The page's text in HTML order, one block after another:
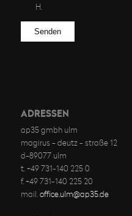
H.
Bitte lasse dieses Feld leer.
ADRESSEN
ap35 gmbh ulm
magirus - deutz - straße 12
d-89077 ulm
t. +49 731-140 225 0
f. +49 731-140 225 20
mail. office.ulm@ap35.de